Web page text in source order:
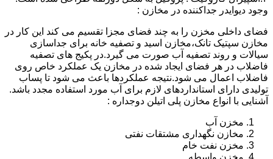
وجود دیوایدر جداکننده در مخازن :
فضای داخلی مخزن را به چند فضای مجزا تقسیم می کند این کار در
مخازن سپتیک تانک،مخازن اسید و تصفیه خانه برای جداسازی
سیالات و روند تصفیه آب صورت می گیرد.در پکیج های تصفیه
فاضلاب در هر فضای ایجاد شده در مخازن یک عملکرد خاص روی
فاضلاب اعمال می شود.نتیجه عملکردها باعث می شود تا پساب
تولیدی دارای استانداردهای لازم برای آب مورد استفاده مجدد باشد.
آشنایی با انواع مخازن پلی اتیلن دوجداره :
مخزن آب
مخازن نگهداری مشتقات نفتی
مخزن نفت خام
مخزن واسطه